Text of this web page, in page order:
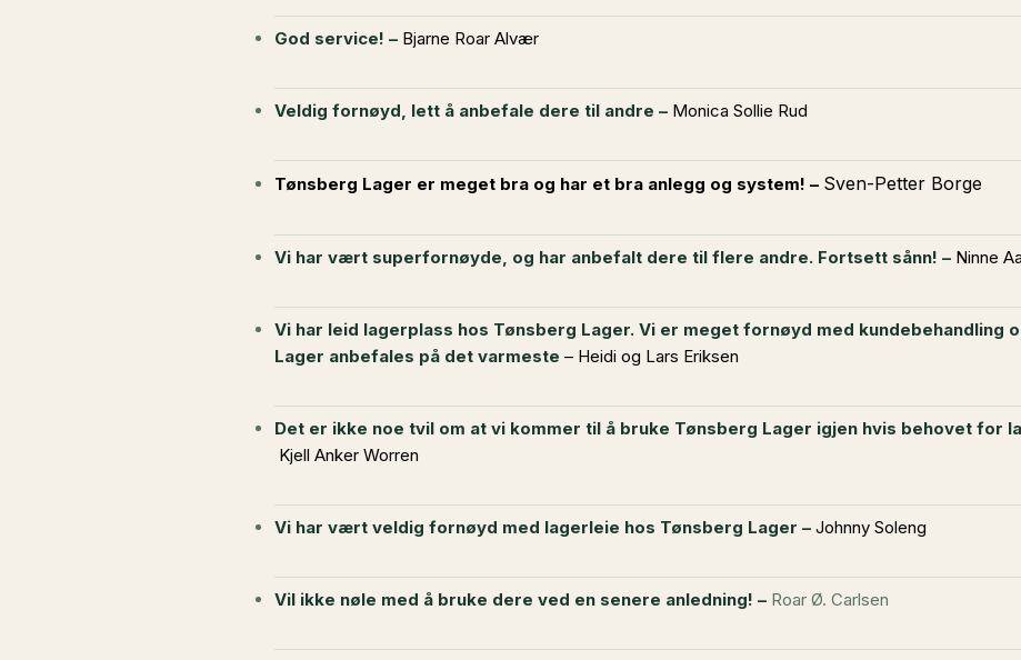
God service! – Bjarne Roar Alvær
Veldig fornøyd, lett å anbefale dere til andre – Monica Sollie Rud
Tønsberg Lager er meget bra og har et bra anlegg og system! – Sven-Petter Borge
Vi har vært superfornøyde, og har anbefalt dere til flere andre. Fortsett sånn! – Ninne
Vi har leid lagerplass hos Tønsberg Lager. Vi er meget fornøyd med kundebehandling
Lager anbefales på det varmeste – Heidi og Lars Eriksen
Det er ikke noe tvil om at vi kommer til å bruke Tønsberg Lager igjen hvis behovet for
Kjell Anker Worren
Vi har vært veldig fornøyd med lagerleie hos Tønsberg Lager – Johnny Soleng
Vil ikke nøle med å bruke dere ved en senere anledning! – Roar Ø. Carlsen